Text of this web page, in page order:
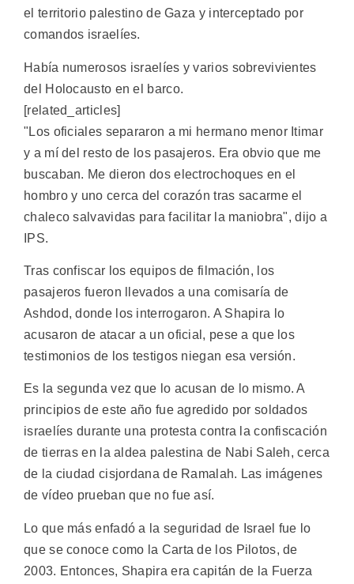
el territorio palestino de Gaza y interceptado por
comandos israelíes.
Había numerosos israelíes y varios sobrevivientes
del Holocausto en el barco.
[related_articles]
"Los oficiales separaron a mi hermano menor Itimar
y a mí del resto de los pasajeros. Era obvio que me
buscaban. Me dieron dos electrochoques en el
hombro y uno cerca del corazón tras sacarme el
chaleco salvavidas para facilitar la maniobra", dijo a
IPS.
Tras confiscar los equipos de filmación, los
pasajeros fueron llevados a una comisaría de
Ashdod, donde los interrogaron. A Shapira lo
acusaron de atacar a un oficial, pese a que los
testimonios de los testigos niegan esa versión.
Es la segunda vez que lo acusan de lo mismo. A
principios de este año fue agredido por soldados
israelíes durante una protesta contra la confiscación
de tierras en la aldea palestina de Nabi Saleh, cerca
de la ciudad cisjordana de Ramalah. Las imágenes
de vídeo prueban que no fue así.
Lo que más enfadó a la seguridad de Israel fue lo
que se conoce como la Carta de los Pilotos, de
2003. Entonces, Shapira era capitán de la Fuerza